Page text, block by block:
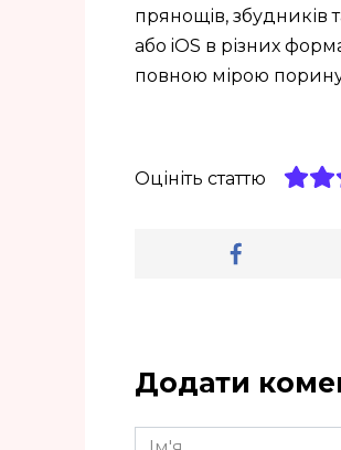
прянощів, збудників
або iOS в різних
повною мірою
Оцініть статтю
Додати
Ім'я